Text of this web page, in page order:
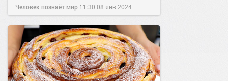
Человек познаёт мир 11:30 08 янв 2024